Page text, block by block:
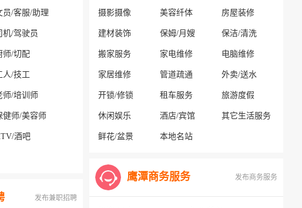
员/客服/助理
机/驾驶员
师/切配
人/技工
师/培训师
健师/美容师
酒吧
发布兼职招聘
摄影摄像 美容纤体 房屋装修
建材装饰 保姆/月嫂 保洁/清洗
搬家服务 家电维修 电脑维修
家居维修 管道疏通 外卖/送水
开锁/修锁 租车服务 旅游度假
休闲娱乐 酒店/宾馆 其它生活服务
鲜花/盆景 本地名站
鹰潭商务服务 发布商务服务